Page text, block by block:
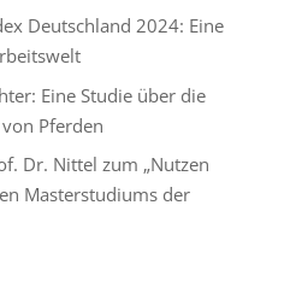
Deutschland 2024: Eine
Eine Studie über die
Pferden
Dr. Nittel zum „Nutzen
Masterstudiums der